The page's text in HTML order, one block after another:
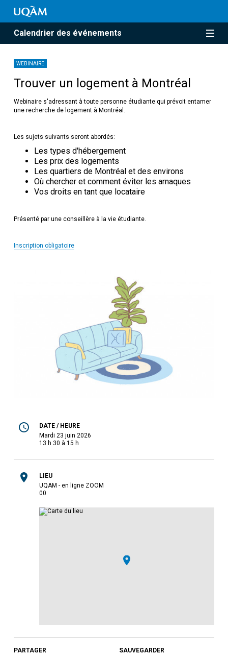
Calendrier des événements
WEBINAIRE
Trouver un logement à Montréal
Webinaire s'adressant à toute personne étudiante qui prévoit entamer
une recherche de logement à Montréal.
Les sujets suivants seront abordés:
Les types d'hébergement
Les prix des logements
Les quartiers de Montréal et des environs
Où chercher et comment éviter les arnaques
Vos droits en tant que locataire
Présenté par une conseillère à la vie étudiante.
Inscription obligatoire
DATE / HEURE
mardi 23 juin 2026
13 h 30 à 15 h
LIEU
UQAM - en ligne ZOOM
00
PARTAGER SAUVEGARDER